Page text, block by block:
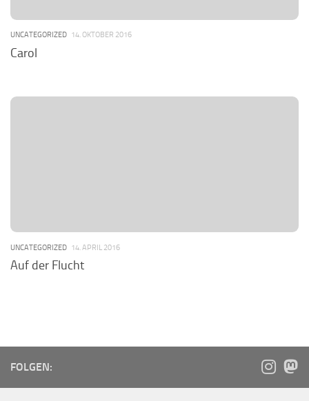
UNCATEGORIZED 14. OKTOBER 2016
Carol
UNCATEGORIZED 14. APRIL 2016
Auf der Flucht
FOLGEN: